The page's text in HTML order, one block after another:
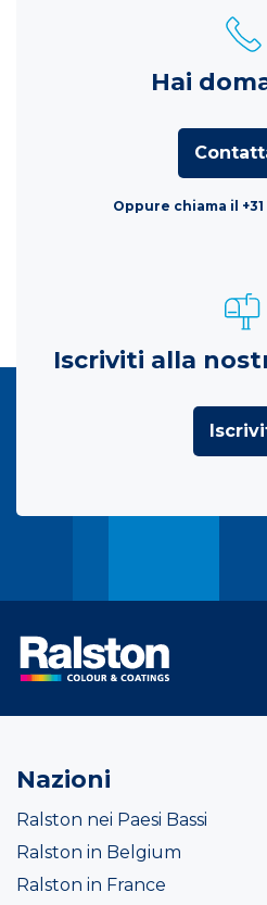
Hai
Oppure chiama il +31
Iscriviti alla
Nazioni
Ralston nei Paesi Bassi
Ralston in Belgium
Ralston in France